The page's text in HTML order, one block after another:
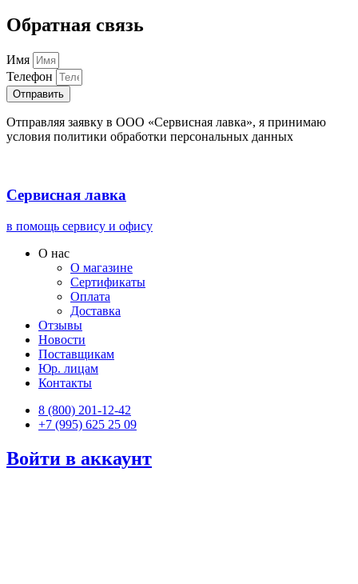
Обратная связь
Имя
Телефон
Отправить
Отправляя заявку в ООО «Сервисная лавка», я принимаю
условия политики обработки персональных данных
Сервисная лавка
в помощь сервису и офису
О нас
О магазине
Сертификаты
Оплата
Доставка
Отзывы
Новости
Поставщикам
Юр. лицам
Контакты
8 (800) 201-12-42
+7 (995) 625 25 09
Войти в аккаунт